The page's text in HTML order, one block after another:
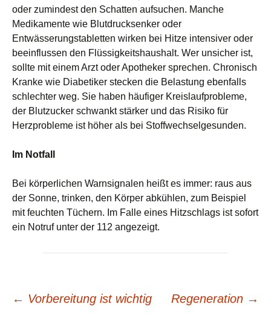
oder zumindest den Schatten aufsuchen. Manche
Medikamente wie Blutdrucksenker oder
Entwässerungstabletten wirken bei Hitze intensiver oder
beeinflussen den Flüssigkeitshaushalt. Wer unsicher ist,
sollte mit einem Arzt oder Apotheker sprechen. Chronisch
Kranke wie Diabetiker stecken die Belastung ebenfalls
schlechter weg. Sie haben häufiger Kreislaufprobleme,
der Blutzucker schwankt stärker und das Risiko für
Herzprobleme ist höher als bei Stoffwechselgesunden.
Im Notfall
Bei körperlichen Warnsignalen heißt es immer: raus aus
der Sonne, trinken, den Körper abkühlen, zum Beispiel
mit feuchten Tüchern. Im Falle eines Hitzschlags ist sofort
ein Notruf unter der 112 angezeigt.
Beitrags-
← Vorbereitung ist wichtig Regeneration →